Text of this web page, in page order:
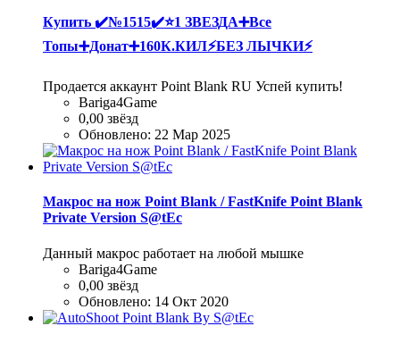
Купить ✔️№1515✔️⭐️1 ЗВЕЗДА➕Все
Топы➕Донат➕160К.КИЛ⚡БЕЗ ЛЫЧКИ⚡
Продается аккаунт Point Blank RU Успей купить!
Bariga4Game
0,00 звёзд
Обновлено: 22 Мар 2025
Макрос на нож Point Blank / FastKnife Point Blank
Private Version S@tEc
Данный макрос работает на любой мышке
Bariga4Game
0,00 звёзд
Обновлено: 14 Окт 2020